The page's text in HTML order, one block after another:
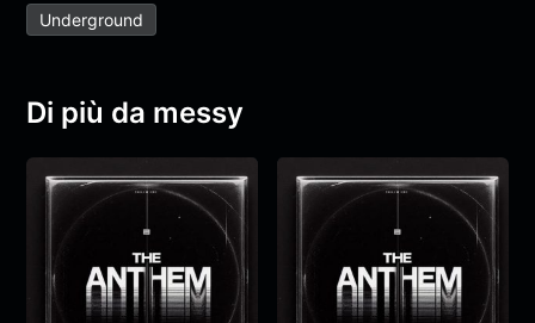
Underground
Di più da messy